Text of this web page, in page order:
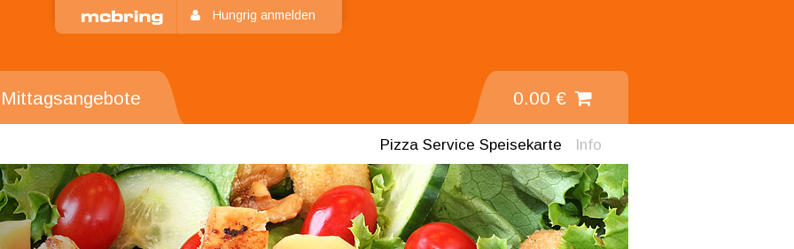
Hungrig anmelden
Mittagsangebote 0.00 €
Pizza Service Speisekarte Info